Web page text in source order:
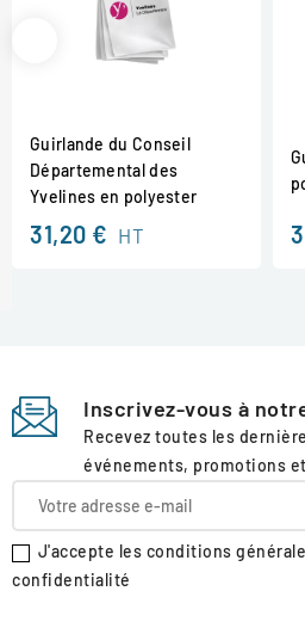
Guirlande du Conseil
Départemental des
Yvelines en polyester
31,20 € HT
Inscrivez-vous à
Recevez toutes les
événements, promotions
J'accepte les conditions
confidentialité